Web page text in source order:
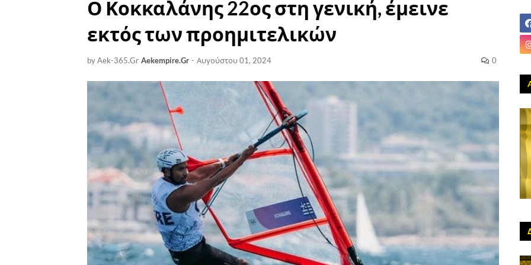
Ο Κοκκαλάνης 22ος στη γενική, έμεινε
εκτός των προημιτελικών
by Aek-365.Gr Aekempire.Gr - Αυγούστου 01, 2024 0